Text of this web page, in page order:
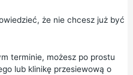
że nie chcesz już być
terminie, możesz po prostu
lub klinikę przesiewową o